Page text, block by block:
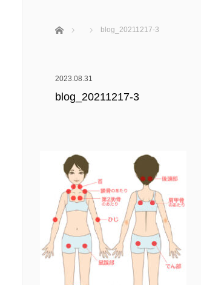
ホーム blog_20211217-3
2023.08.31
blog_20211217-3